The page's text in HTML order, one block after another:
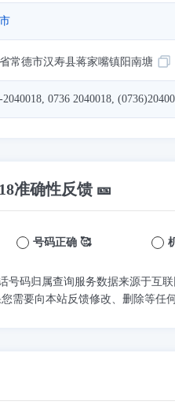
常德市汉寿县蒋家嘴镇阳南塘
2040018, 0736 2040018,
准确性反馈 🎫
号码正确 🥰
号码归属查询服务数据来源于互
需要向本站反馈修改、删除等任